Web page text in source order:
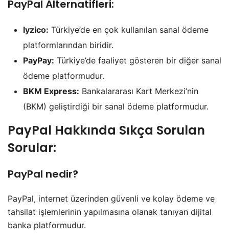
PayPal Alternatifleri:
Iyzico: Türkiye’de en çok kullanılan sanal ödeme
platformlarından biridir.
PayPay: Türkiye’de faaliyet gösteren bir diğer sanal
ödeme platformudur.
BKM Express: Bankalararası Kart Merkezi’nin
(BKM) geliştirdiği bir sanal ödeme platformudur.
PayPal Hakkında Sıkça Sorulan
Sorular:
PayPal nedir?
PayPal, internet üzerinden güvenli ve kolay ödeme ve
tahsilat işlemlerinin yapılmasına olanak tanıyan dijital
banka platformudur.